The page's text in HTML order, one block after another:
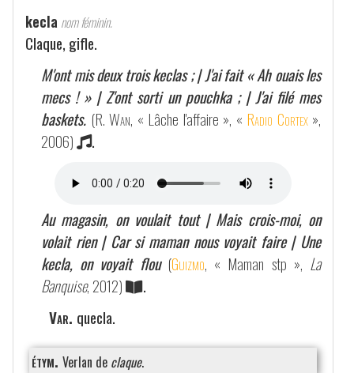
kecla nom féminin.
Claque, gifle.
M'ont mis deux trois keclas ; | J'ai fait « Ah ouais les
mecs ! » | Z'ont sorti un pouchka ; | J'ai filé mes
baskets. (R. Wan, « Lâche l'affaire », « Radio Cortex»,
2006)
.
Au magasin, on voulait tout | Mais crois-moi, on
volait rien | Car si maman nous voyait faire | Une
kecla, on voyait flou (Guizmo, « Maman stp », La
Banquise, 2012)
.
Var. quecla.
étym. Verlan de claque.